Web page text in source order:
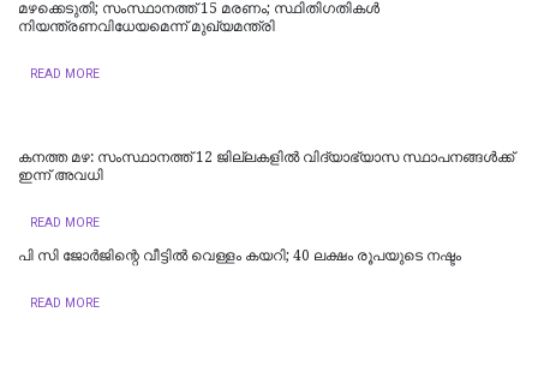
മഴക്കെടുതി; സംസ്ഥാനത്ത് 15 മരണം; സ്ഥിതിഗതികൾ
നിയന്ത്രണവിധേയമെന്ന് മുഖ്യമന്ത്രി
READ MORE
കനത്ത മഴ: സംസ്ഥാനത്ത് 12 ജില്ലകളില്‍ വിദ്യാഭ്യാസ സ്ഥാപനങ്ങള്‍ക്ക്
ഇന്ന് അവധി
READ MORE
പി സി ജോര്‍ജിന്റെ വീട്ടില്‍ വെള്ളം കയറി; 40 ലക്ഷം രൂപയുടെ നഷ്ടം
READ MORE